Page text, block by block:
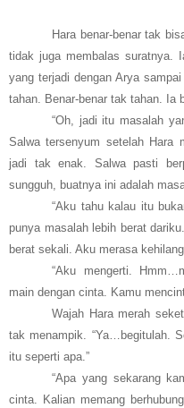
Hara benar-benar tak
tidak juga membalas suratnya.
yang terjadi dengan Arya
tahan. Benar-benar tak tahan. Ia
“Oh, jadi itu masalah
Salwa tersenyum setelah Hara
jadi tak enak. Salwa pasti
sungguh, buatnya ini adalah
“Aku tahu kalau itu
punya masalah lebih berat
berat sekali. Aku merasa
“Aku mengerti.
main dengan cinta. Kamu
Wajah Hara merah
tak menampik. “Ya…begitulah.
itu seperti apa.”
“Apa yang sekarang
cinta. Kalian memang